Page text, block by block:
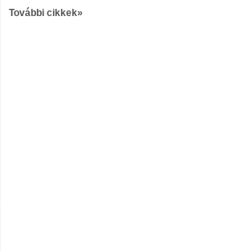
További cikkek»